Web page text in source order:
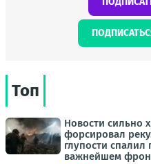
Топ
Новости сильно
форсировал
глупости
важнейшем